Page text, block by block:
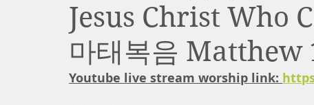
Jesus Christ Who
마태복음 Matthew
Youtube live stream worship link: